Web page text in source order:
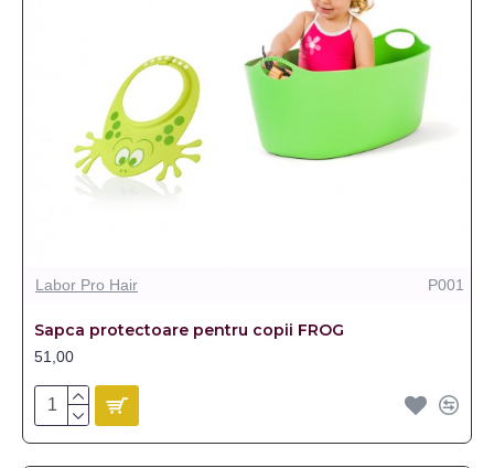
Labor Pro Hair P001
Sapca protectoare pentru copii FROG
51,00